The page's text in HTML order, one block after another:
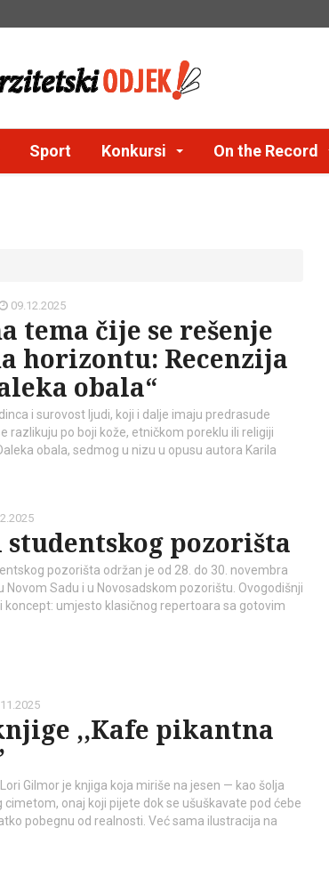
Sport Konkursi On the Record
09.12.2025
tema čije se rešenje
horizontu: Recenzija
obala“
i surovost ljudi, koji i dalje imaju predrasude
razlikuju po boji kože, etničkom poreklu ili religiji
obala, sedmog u nizu u opusu autora Karila
studentskog pozorišta
pozorišta održan je od 28. do 30. novembra
Sadu i u Novosadskom pozorištu. Ovogodišnji
koncept: umjesto klasičnog repertoara sa gotovim
,,Kafe pikantna
Gilmor je knjiga koja miriše na jesen — kao šolja
onaj koji pijete dok se ušuškavate pod ćebe
pobegnu od realnosti. Već sama ilustracija na